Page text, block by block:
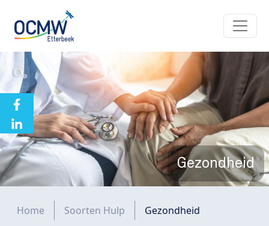
Gezondheid
Kruimelpad
Home Soorten Hulp Gezondheid